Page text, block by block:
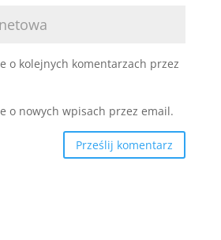
o kolejnych komentarzach przez
o nowych wpisach przez email.